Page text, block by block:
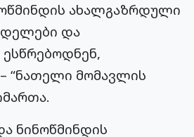
ახალგაზრდული
და
“ნათელი მომავლის
ნინოწმინდის